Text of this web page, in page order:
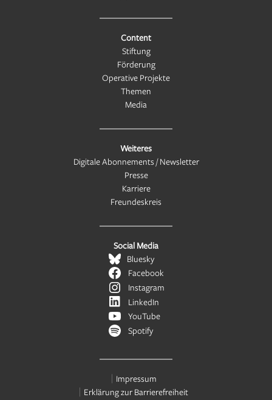
Content
Stiftung
Förderung
Operative Projekte
Themen
Media
Weiteres
Digitale Abonnements / Newsletter
Presse
Karriere
Freundeskreis
Social Media
Bluesky
Facebook
Instagram
LinkedIn
YouTube
Spotify
Impressum
Erklärung zur Barrierefreiheit